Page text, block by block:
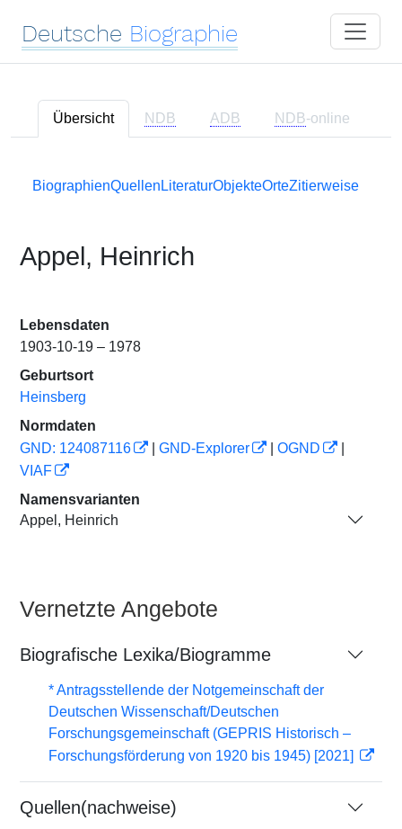
Deutsche Biographie
Übersicht NDB ADB NDB-online
BiographienQuellen LiteraturObjekteOrteZitierweise
Appel, Heinrich
Lebensdaten
1903-10-19 – 1978
Geburtsort
Heinsberg
Normdaten
GND: 124087116
GND-Explorer OGND
VIAF
Namensvarianten
Appel, Heinrich
Vernetzte Angebote
Biografische Lexika/Biogramme
* Antragsstellende der Notgemeinschaft der
Deutschen Wissenschaft/Deutschen
Forschungsgemeinschaft (GEPRIS Historisch –
Forschungsförderung von 1920 bis 1945) [2021]
Quellen(nachweise)